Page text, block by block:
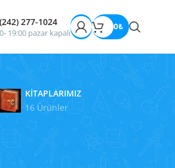
277-1024
19:00 pazar kapalı
0₺
KİTAPLARIMIZ
16 Ürünler